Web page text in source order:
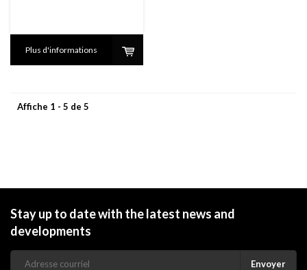
Plus d'informations
Affiche 1 - 5 de 5
Stay up to date with the latest news and
developments
Envoyer